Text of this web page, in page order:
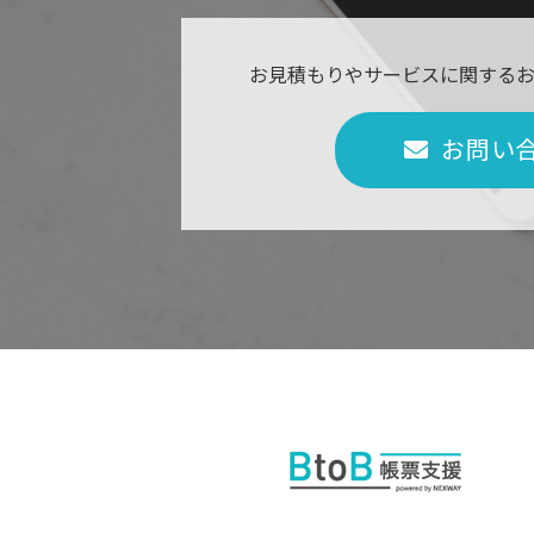
お見積もりやサービスに関する
お問い